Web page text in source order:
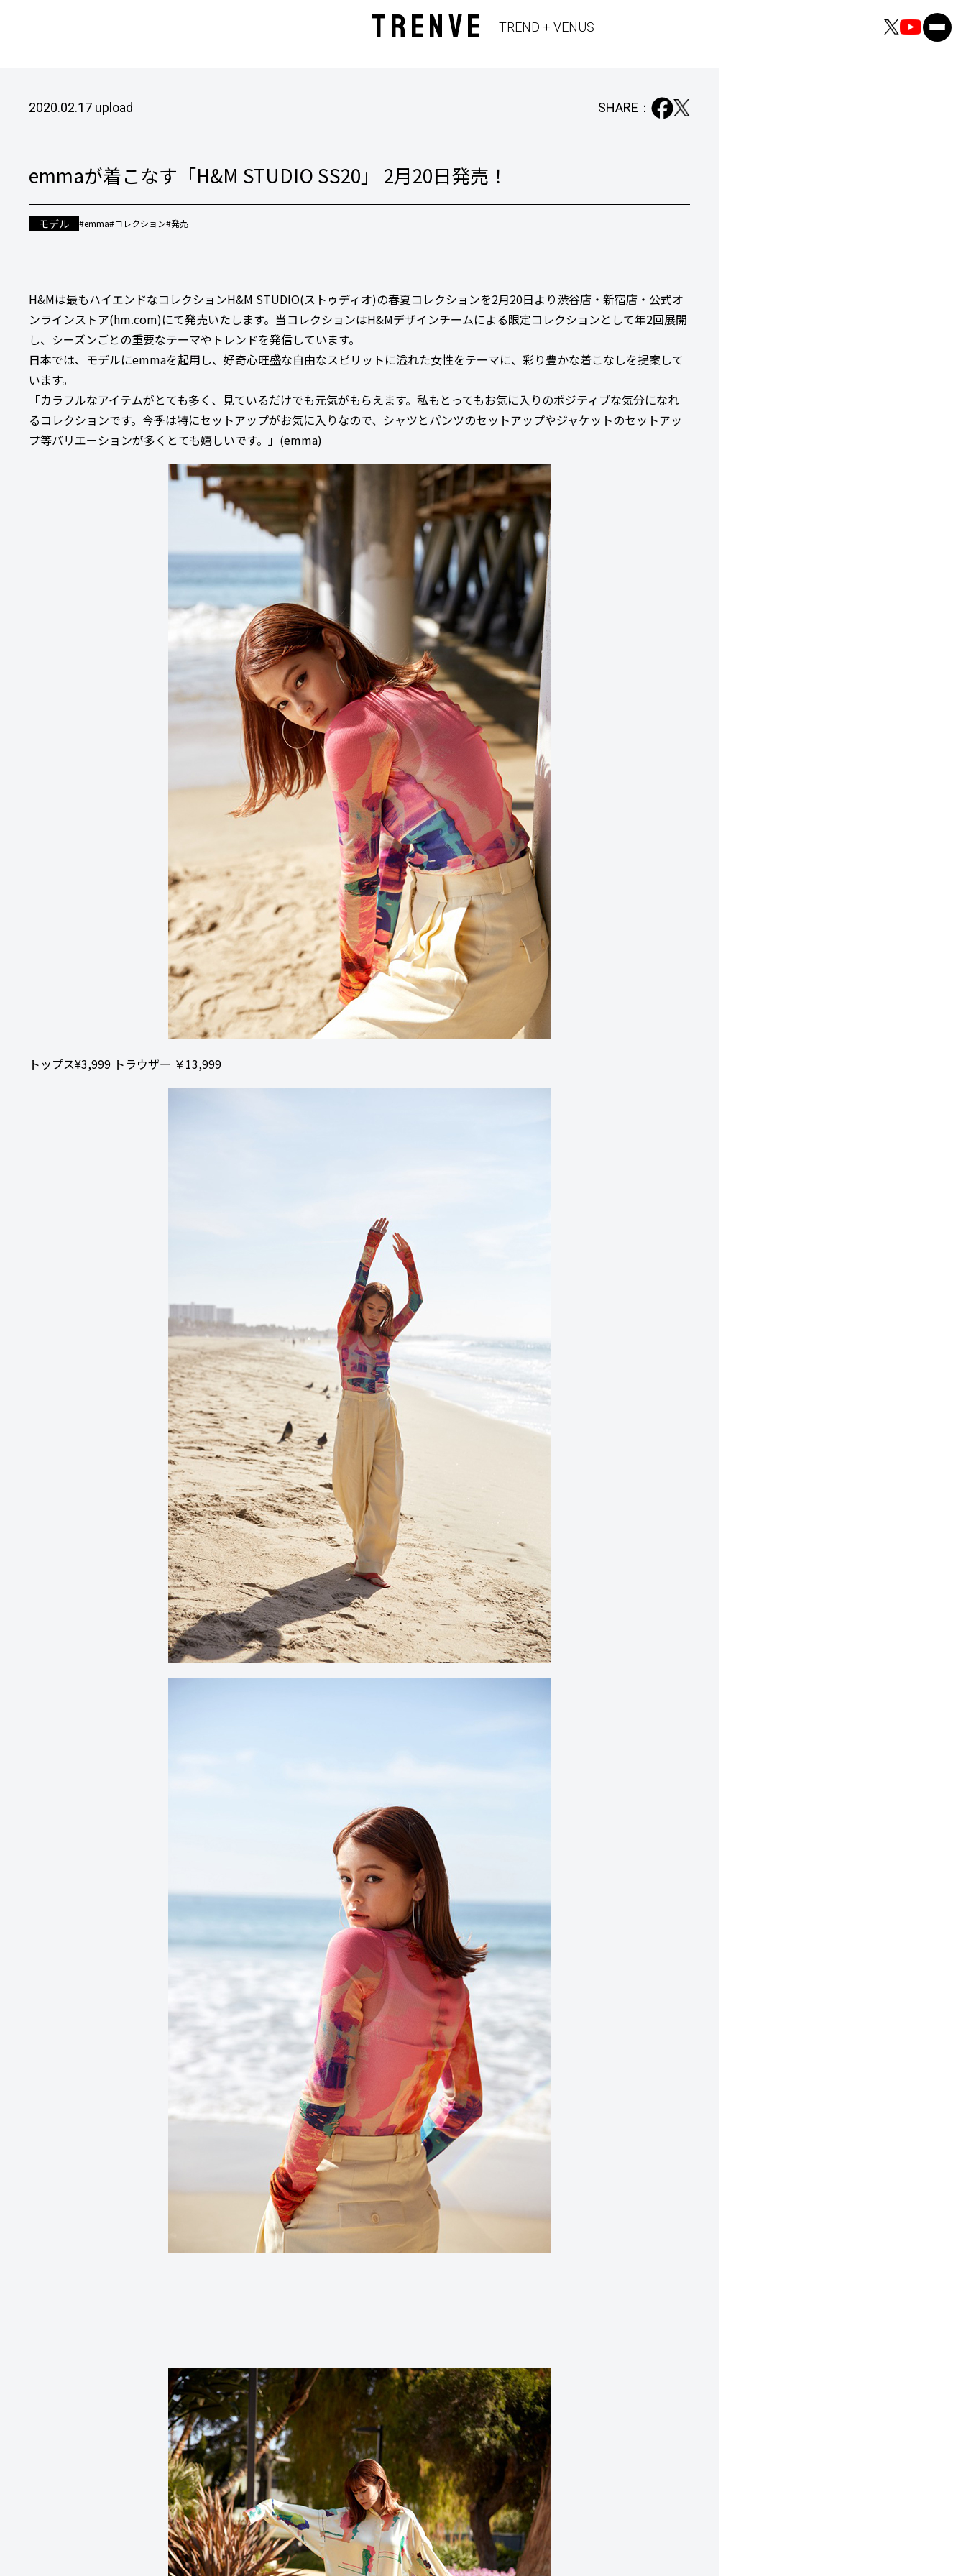
TRENVE TREND + VENUS
2020.02.17 upload SHARE：
emmaが着こなす「H&M STUDIO SS20」 2月20日発売！
モデル #emma#コレクション#発売
H&Mは最もハイエンドなコレクションH&M STUDIO(ストゥディオ)の春夏コレクションを2月20日より渋谷店・新宿店・公式オ
ンラインストア(hm.com)にて発売いたします。当コレクションはH&Mデザインチームによる限定コレクションとして年2回展開
し、シーズンごとの重要なテーマやトレンドを発信しています。
日本では、モデルにemmaを起用し、好奇心旺盛な自由なスピリットに溢れた女性をテーマに、彩り豊かな着こなしを提案して
います。
「カラフルなアイテムがとても多く、見ているだけでも元気がもらえます。私もとってもお気に入りのポジティブな気分になれ
るコレクションです。今季は特にセットアップがお気に入りなので、シャツとパンツのセットアップやジャケットのセットアッ
プ等バリエーションが多くとても嬉しいです。」(emma)
トップス¥3,999 トラウザー ￥13,999